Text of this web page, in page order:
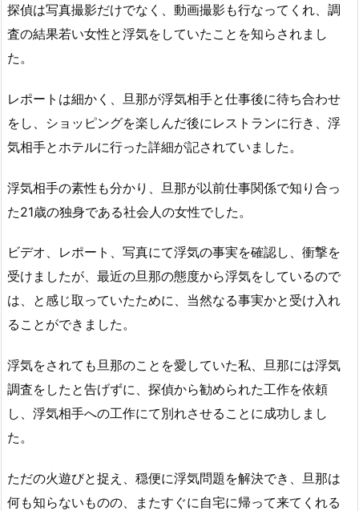
探偵は写真撮影だけでなく、動画撮影も行なってくれ、調
査の結果若い女性と浮気をしていたことを知らされまし
た。
レポートは細かく、旦那が浮気相手と仕事後に待ち合わせ
をし、ショッピングを楽しんだ後にレストランに行き、浮
気相手とホテルに行った詳細が記されていました。
浮気相手の素性も分かり、旦那が以前仕事関係で知り合っ
た21歳の独身である社会人の女性でした。
ビデオ、レポート、写真にて浮気の事実を確認し、衝撃を
受けましたが、最近の旦那の態度から浮気をしているので
は、と感じ取っていたために、当然なる事実かと受け入れ
ることができました。
浮気をされても旦那のことを愛していた私、旦那には浮気
調査をしたと告げずに、探偵から勧められた工作を依頼
し、浮気相手への工作にて別れさせることに成功しまし
た。
ただの火遊びと捉え、穏便に浮気問題を解決でき、旦那は
何も知らないものの、またすぐに自宅に帰って来てくれる